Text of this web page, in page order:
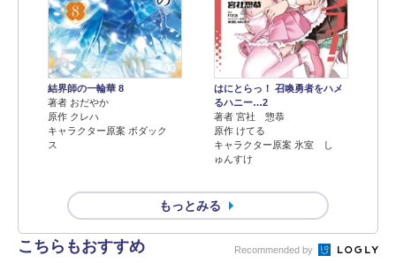
結界師の一輪華 8
著者 おだやか
原作 クレハ
キャラクター原案 ボダック
ス
はにとらっ！ 召喚勇者をハメ
るハニー…2
著者 宮社 惣恭
原作 けてる
キャラクター原案 氷室 し
ゅんすけ
もっとみる
こちらもおすすめ Recommended by